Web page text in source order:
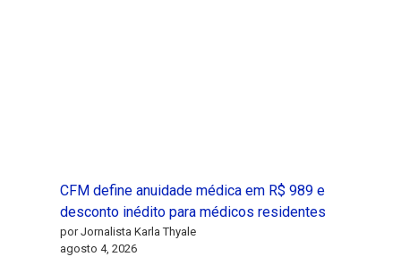
CFM define anuidade médica em R$ 989 e
desconto inédito para médicos residentes
por Jornalista Karla Thyale
agosto 4, 2026